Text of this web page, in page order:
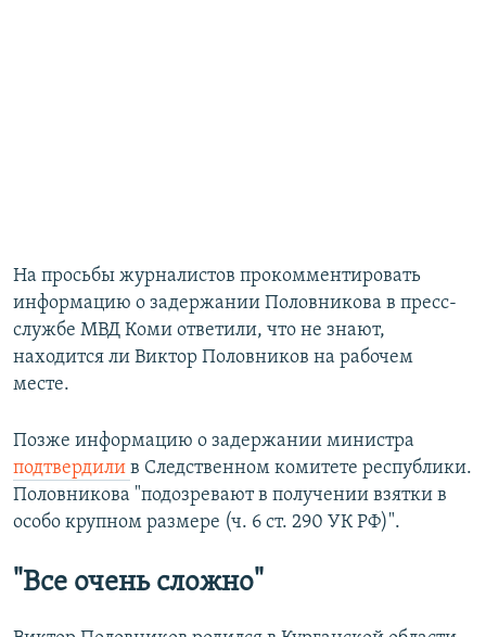
На просьбы журналистов прокомментировать
информацию о задержании Половникова в пресс-
службе МВД Коми ответили, что не знают,
находится ли Виктор Половников на рабочем
месте.
Позже информацию о задержании министра
подтвердили в Следственном комитете республики.
Половникова "подозревают в получении взятки в
особо крупном размере (ч. 6 ст. 290 УК РФ)".
"Все очень сложно"